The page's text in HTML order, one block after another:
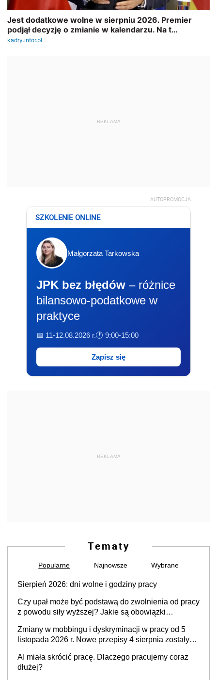
REKLAMA
AUTOPROMOCJA
SZKOLENIE ONLINE
Małgorzata Tarkowska
JPK bez błędów – różnice
bilansowo-podatkowe w
praktyce
📅 11-12.08.2026 r.🕐 9:00-15:00
Zapisz się
REKLAMA
Tematy
Popularne Najnowsze Wybrane
Sierpień 2026: dni wolne i godziny pracy
Czy upał może być podstawą do zwolnienia od pracy
z powodu siły wyższej? Jakie są obowiązki
Zmiany w mobbingu i dyskryminacji w pracy od 5
listopada 2026 r. Nowe przepisy 4 sierpnia zostały
AI miała skrócić pracę. Dlaczego pracujemy coraz
dłużej?